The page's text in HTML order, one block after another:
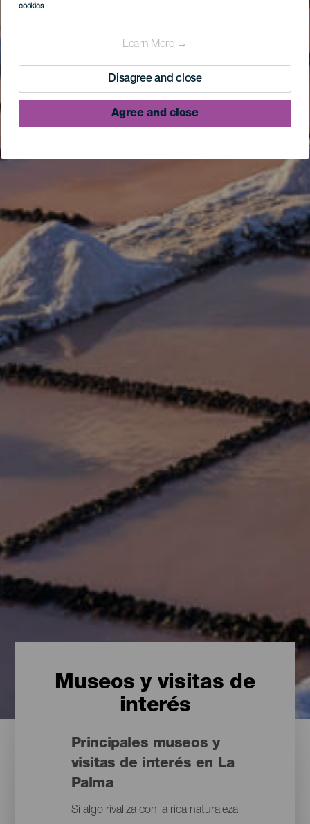
cookies
Learn More →
Disagree and close
Agree and close
Museos y visitas de
interés
Principales museos y
visitas de interés en La
Palma
Si algo rivaliza con la rica naturaleza